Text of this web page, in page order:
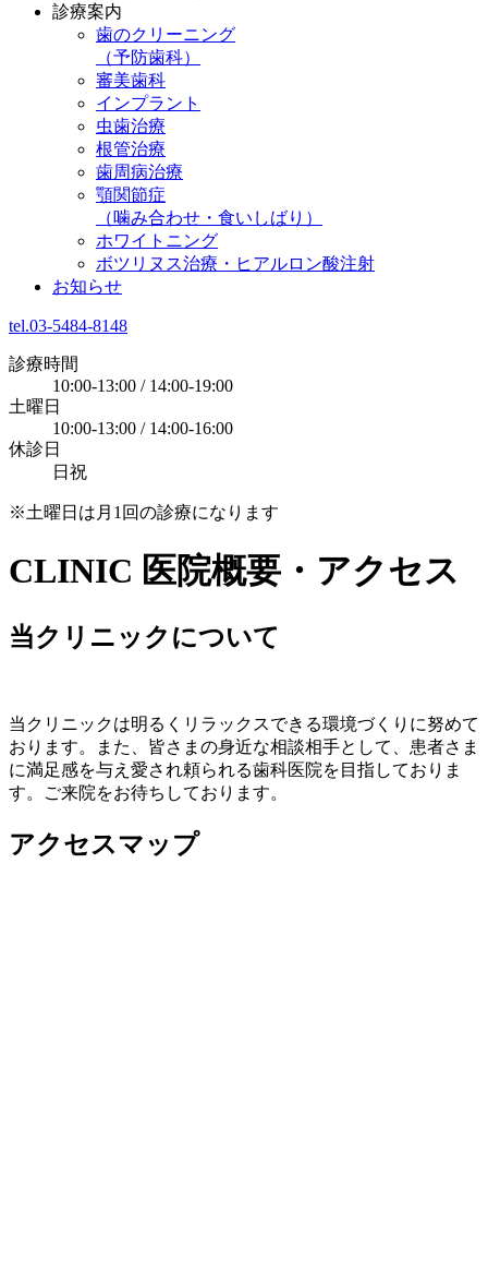
診療案内
歯のクリーニング
（予防歯科）
審美歯科
インプラント
虫歯治療
根管治療
歯周病治療
顎関節症
（噛み合わせ・食いしばり）
ホワイトニング
ボツリヌス治療・ヒアルロン酸注射
お知らせ
tel.03-5484-8148
診療時間
10:00-13:00 / 14:00-19:00
土曜日
10:00-13:00 / 14:00-16:00
休診日
日祝
※土曜日は月1回の診療になります
CLINIC 医院概要・アクセス
当クリニックについて
当クリニックは明るくリラックスできる環境づくりに努めて
おります。また、皆さまの身近な相談相手として、患者さま
に満足感を与え愛され頼られる歯科医院を目指しておりま
す。ご来院をお待ちしております。
アクセスマップ